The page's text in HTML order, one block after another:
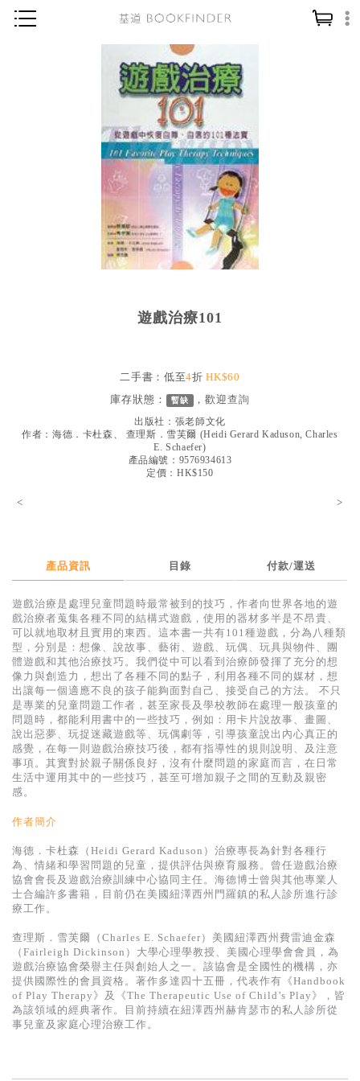
神學／教義
讀經／研經
信仰入門
教會歷史
靈修／禱告
信徒生活
教會事工
見證／傳記
文藝／勵志
童書
暢銷榜
中文二手書
英文二手書
精選英文書
電子書
基道 Top 50
遊戲治療101
二手書：低至4折HK$60
庫存狀態： 暫缺 ，歡迎查詢
出版社： 張老師文化
作者：海德．卡杜森、 查理斯．雪芙爾 (Heidi Gerard Kaduson, Charles
E. Schaefer)
產品編號：9576934613
定價：HK$150
< >
產品資訊 目錄 付款/運送
遊戲治療是處理兒童問題時最常被到的技巧，作者向世界各地的遊
戲治療者蒐集各種不同的結構式遊戲，使用的器材多半是不昂貴、
可以就地取材且實用的東西。這本書一共有101種遊戲，分為八種類
型，分別是：想像、說故事、藝術、遊戲、玩偶、玩具與物件、團
體遊戲和其他治療技巧。我們從中可以看到治療師發揮了充分的想
像力與創造力，想出了各種不同的點子，利用各種不同的媒材，想
出讓每一個適應不良的孩子能夠面對自己、接受自己的方法。 不只
是專業的兒童問題工作者，甚至家長及學校教師在處理一般孩童的
問題時，都能利用書中的一些技巧，例如：用卡片說故事、畫圖、
說出惡夢、玩捉迷藏遊戲等、玩偶劇等，引導孩童說出內心真正的
感覺，在每一則遊戲治療技巧後，都有指導性的規則說明、及注意
事項。其實對於親子關係良好，沒有什麼問題的家庭而言，在日常
生活中運用其中的一些技巧，甚至可增加親子之間的互動及親密
感。
作者簡介
海德．卡杜森（Heidi Gerard Kaduson）治療專長為針對各種行
為、情緒和學習問題的兒童，提供評估與療育服務。曾任遊戲治療
協會會長及遊戲治療訓練中心協同主任。海德博士曾與其他專業人
士合編許多書籍，目前仍在美國紐澤西州門羅鎮的私人診所進行診
療工作。
查理斯．雪芙爾（Charles E. Schaefer）美國紐澤西州費雷迪金森
（Fairleigh Dickinson）大學心理學教授、美國心理學會會員，為
遊戲治療協會榮譽主任與創始人之一。該協會是全國性的機構，亦
提供國際性的會員資格。著作多達四十五冊，代表作有《Handbook
of Play Therapy》及《The Therapeutic Use of Child’s Play》，皆
為該領域的經典著作。目前持續在紐澤西州赫肯瑟市的私人診所從
事兒童及家庭心理治療工作。